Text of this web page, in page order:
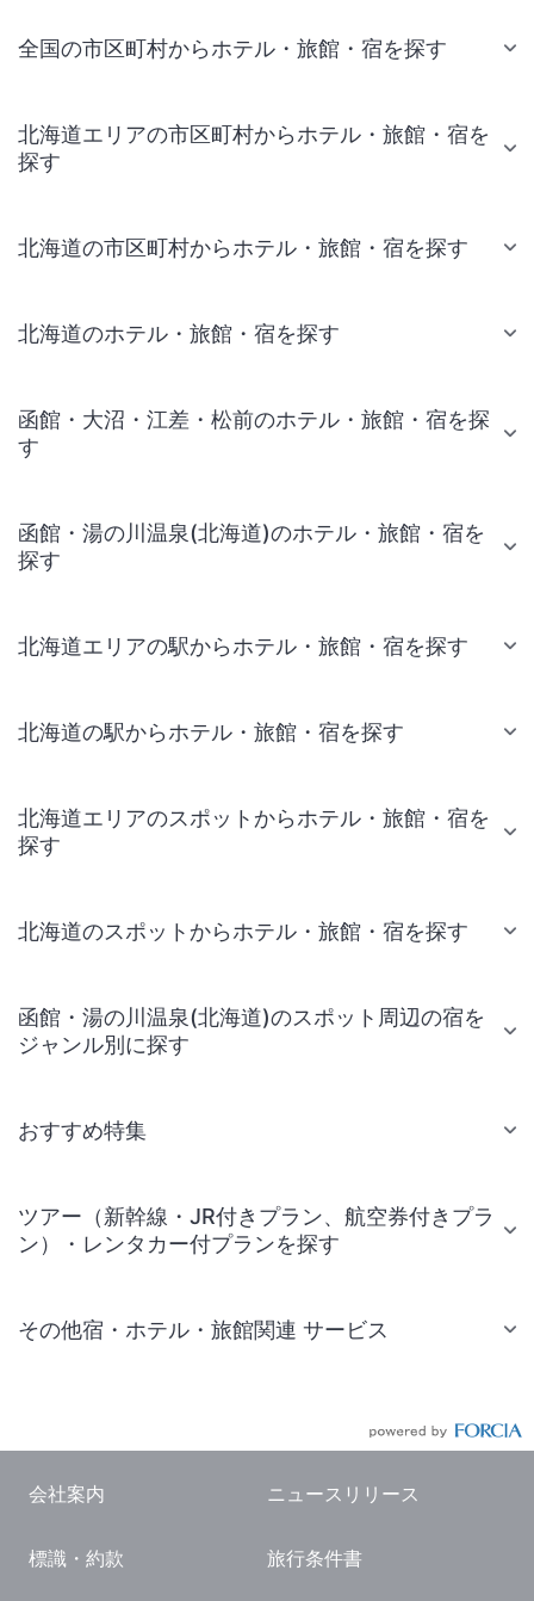
全国の市区町村からホテル・旅館・宿を探す
北海道エリアの市区町村からホテル・旅館・宿を
探す
北海道の市区町村からホテル・旅館・宿を探す
北海道のホテル・旅館・宿を探す
函館・大沼・江差・松前のホテル・旅館・宿を探
す
函館・湯の川温泉(北海道)のホテル・旅館・宿を
探す
北海道エリアの駅からホテル・旅館・宿を探す
北海道の駅からホテル・旅館・宿を探す
北海道エリアのスポットからホテル・旅館・宿を
探す
北海道のスポットからホテル・旅館・宿を探す
函館・湯の川温泉(北海道)のスポット周辺の宿を
ジャンル別に探す
おすすめ特集
ツアー（新幹線・JR付きプラン、航空券付きプラ
ン）・レンタカー付プランを探す
その他宿・ホテル・旅館関連 サービス
国内観光ガイド
会社案内 ニュースリリース
標識・約款 旅行条件書